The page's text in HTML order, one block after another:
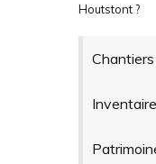
Houtstont ?
Chantiers